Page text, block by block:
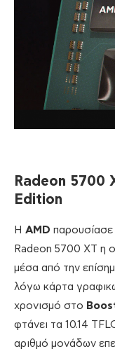
Radeon 5700
Edition
Η AMD παρουσίασε
Radeon 5700 XT η
μέσα από την
λόγω κάρτα
χρονισμό στο
φτάνει τα 10.14
αριθμό μονάδων